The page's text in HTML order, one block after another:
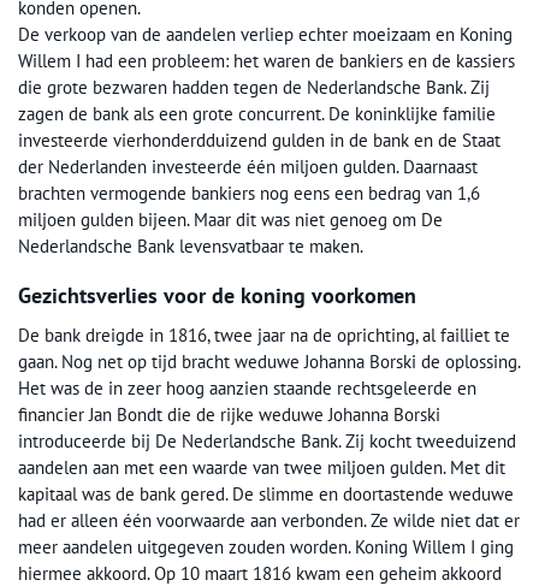
konden openen.
De verkoop van de aandelen verliep echter moeizaam en Koning
Willem I had een probleem: het waren de bankiers en de kassiers
die grote bezwaren hadden tegen de Nederlandsche Bank. Zij
zagen de bank als een grote concurrent. De koninklijke familie
investeerde vierhonderdduizend gulden in de bank en de Staat
der Nederlanden investeerde één miljoen gulden. Daarnaast
brachten vermogende bankiers nog eens een bedrag van 1,6
miljoen gulden bijeen. Maar dit was niet genoeg om De
Nederlandsche Bank levensvatbaar te maken.
Gezichtsverlies voor de koning voorkomen
De bank dreigde in 1816, twee jaar na de oprichting, al failliet te
gaan. Nog net op tijd bracht weduwe Johanna Borski de oplossing.
Het was de in zeer hoog aanzien staande rechtsgeleerde en
financier Jan Bondt die de rijke weduwe Johanna Borski
introduceerde bij De Nederlandsche Bank. Zij kocht tweeduizend
aandelen aan met een waarde van twee miljoen gulden. Met dit
kapitaal was de bank gered. De slimme en doortastende weduwe
had er alleen één voorwaarde aan verbonden. Ze wilde niet dat er
meer aandelen uitgegeven zouden worden. Koning Willem I ging
hiermee akkoord. Op 10 maart 1816 kwam een geheim akkoord